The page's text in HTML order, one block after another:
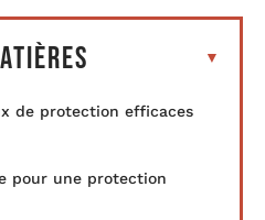
de protection efficaces
pour une protection